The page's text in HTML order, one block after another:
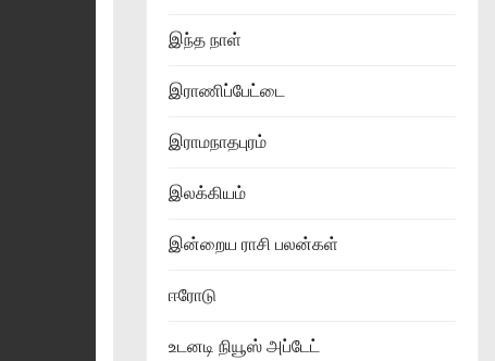
இந்த நாள்
இராணிப்பேட்டை
இராமநாதபுரம்
இலக்கியம்
இன்றைய ராசி பலன்கள்
ஈரோடு
உடனடி நியூஸ் அப்டேட்